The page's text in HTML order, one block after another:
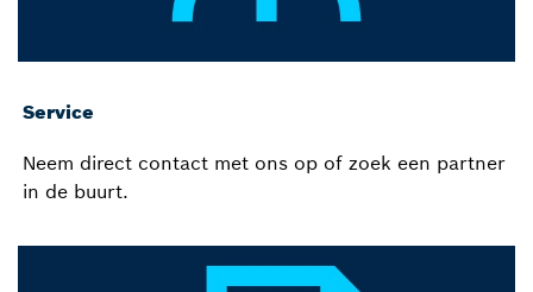
Service
Neem direct contact met ons op of zoek een partner
in de buurt.